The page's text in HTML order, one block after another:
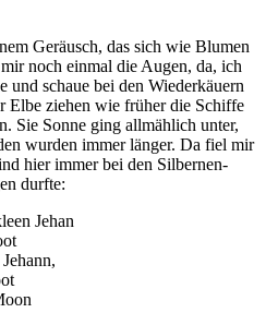
Geräusch, das sich wie Blumen
noch einmal die Augen, da, ich
und schaue bei den Wiederkäuern
Elbe ziehen wie früher die Schiffe
Sie Sonne ging allmählich unter,
wurden immer länger. Da fiel mir
hier immer bei den Silbernen-
durfte:
Jehan